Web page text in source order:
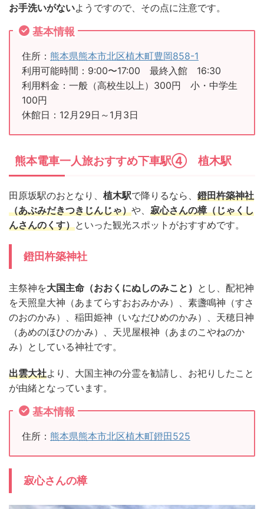
お手洗いがないようですので、その点に注意です。
基本情報
住所： 熊本県熊本市北区植木町豊岡858-1
利用可能時間：9:00〜17:00 最終入館 16:30
利用料金：一般（高校生以上）300円 小・中学生
100円
休館日：12月29日～1月3日
熊本電車一人旅おすすめ下車駅④ 植木駅
田原坂駅のおとなり、 植木駅で降りるなら、 鐙田杵築神社
（あぶみだきつきじんじゃ）や、 寂心さんの樟（じゃくし
んさんのくす）といった観光スポットがおすすめです。
鐙田杵築神社
主祭神を大国主命（おおくにぬしのみこと） とし、配祀神
を天照皇大神（あまてらすおおみかみ）、素盞鳴神（すさ
のおのかみ）、稲田姫神（いなだひめのかみ）、天穂日神
（あめのほひのかみ）、天児屋根神（あまのこやねのか
み）としている神社です。
出雲大社より、大国主神の分霊を勧請し、お祀りしたこと
が由緒となっています。
基本情報
住所： 熊本県熊本市北区植木町鐙田525
寂心さんの樟